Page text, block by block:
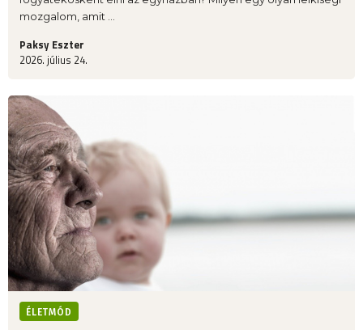
mozgalom, amit ...
Paksy Eszter
2026. július 24.
ÉLETMÓD